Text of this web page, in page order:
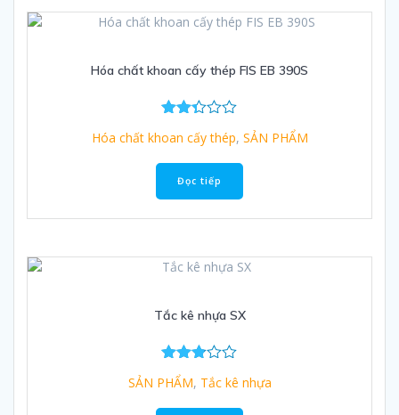
Hóa chất khoan cấy thép FIS EB 390S
xếp
5
sao
Hóa chất khoan cấy thép, SẢN PHẨM
Đọc tiếp
Tắc kê nhựa SX
Được
xếp
SẢN PHẨM, Tắc kê nhựa